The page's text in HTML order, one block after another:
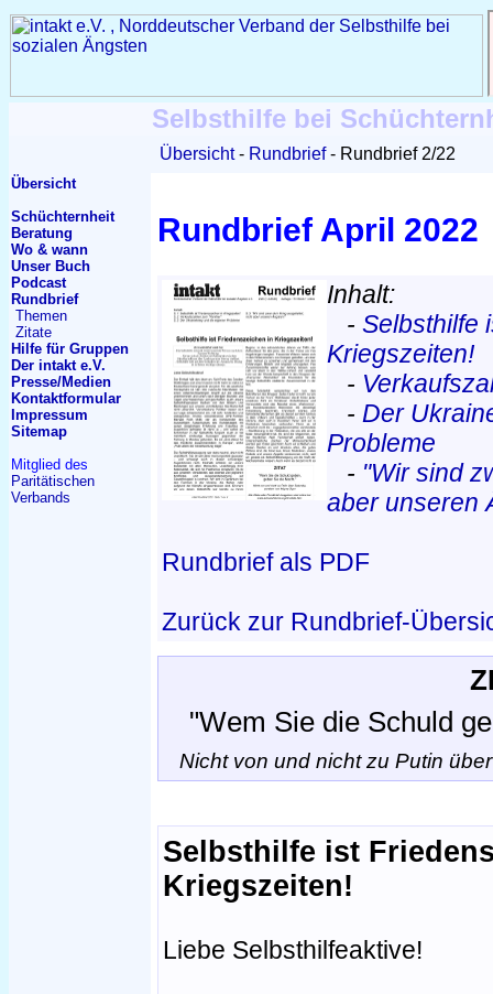
Selbsthilfe bei
Übersicht Rundbrief Rundbrief 2/22
Übersicht
Schüchternheit
Beratung
Wo & wann
Unser Buch
Podcast
Rundbrief
Themen
Zitate
Hilfe für Gruppen
Der intakt e.V.
Presse/Medien
Kontaktformular
Impressum
Sitemap
Mitglied des
Paritätischen
Verbands
Rundbrief April 2022
Inhalt:
- Selbsthilfe
Kriegszeiten!
-
- Der
Probleme
- "Wir sind
aber unseren
Rundbrief als PDF
Zurück zur Rundbrief-
"Wem Sie die Schuld
Nicht von und nicht zu Putin
Selbsthilfe ist
Kriegszeiten!
Liebe Selbsthilfeaktive!